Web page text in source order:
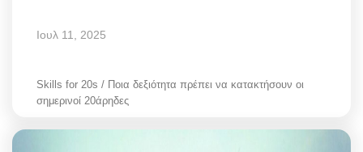
Ιουλ 11, 2025
Skills for 20s / Ποια δεξιότητα πρέπει να κατακτήσουν οι
σημερινοί 20άρηδες